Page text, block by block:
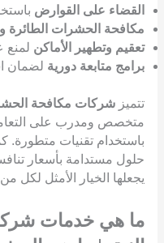
القضاء على القوارض
مكافحة الحشرات الطائرة
تعقيم وتطهير الأماكن
برامج متابعة دورية لضمان
تتميز شركات مكافحة
متخصص ومدرب على
باستخدام تقنيات متطورة.
حلول مستدامة بأسعار
يجعلها الخيار الأمثل لكل
ما هي خدمات